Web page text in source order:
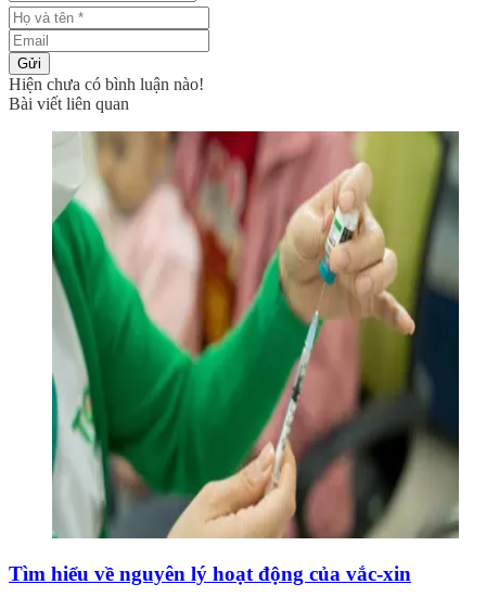
Gửi
Hiện chưa có bình luận nào!
Bài viết liên quan
Tìm hiểu về nguyên lý hoạt động của vắc-xin